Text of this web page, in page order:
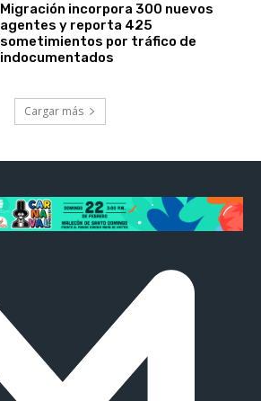
Migración incorpora 300 nuevos
agentes y reporta 425
sometimientos por tráfico de
indocumentados
Cargar más